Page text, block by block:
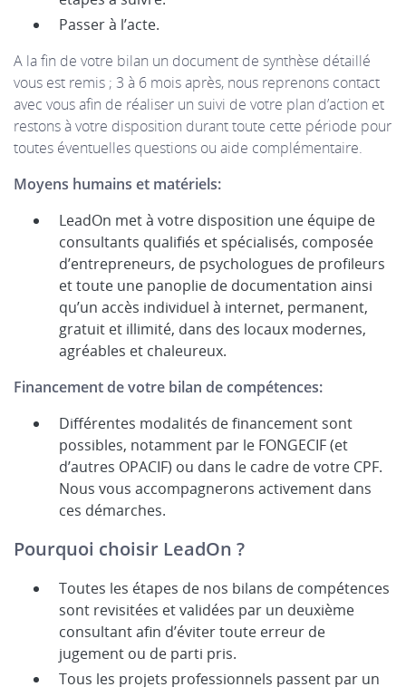
Passer à l’acte.
A la fin de votre bilan un document de synthèse détaillé
vous est remis ; 3 à 6 mois après, nous reprenons contact
avec vous afin de réaliser un suivi de votre plan d’action et
restons à votre disposition durant toute cette période pour
toutes éventuelles questions ou aide complémentaire.
Moyens humains et matériels:
LeadOn met à votre disposition une équipe de
consultants qualifiés et spécialisés, composée
d’entrepreneurs, de psychologues de profileurs
et toute une panoplie de documentation ainsi
qu’un accès individuel à internet, permanent,
gratuit et illimité, dans des locaux modernes,
agréables et chaleureux.
Financement de votre bilan de compétences:
Différentes modalités de financement sont
possibles, notamment par le FONGECIF (et
d’autres OPACIF) ou dans le cadre de votre CPF.
Nous vous accompagnerons activement dans
ces démarches.
Pourquoi choisir LeadOn ?
Toutes les étapes de nos bilans de compétences
sont revisitées et validées par un deuxième
consultant afin d’éviter toute erreur de
jugement ou de parti pris.
Tous les projets professionnels passent par un